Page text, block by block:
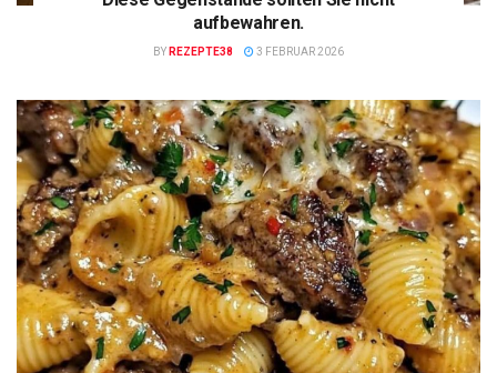
aufbewahren.
BY REZEPTE38 3 FEBRUAR 2026